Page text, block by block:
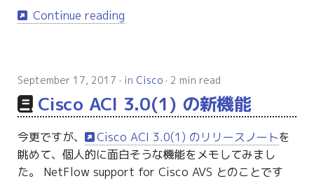
Continue reading
September 17, 2017 in Cisco 2 min read
Cisco ACI 3.0(1) の新機能
今更ですが、 Cisco ACI 3.0(1) のリリースノートを
眺めて、個人的に面白そうな機能をメモしてみまし
た。 NetFlow support for Cisco AVS とのことです